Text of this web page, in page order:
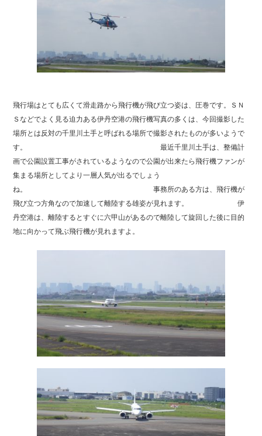
飛行場はとても広くて滑走路から飛行機が飛び立つ姿は、圧巻です。ＳＮ
Ｓなどでよく見る迫力ある伊丹空港の飛行機写真の多くは、今回撮影した
場所とは反対の千里川土手と呼ばれる場所で撮影されたものが多いようで
す。 最近千里川土手は、整備計
画で公園設置工事がされているようなので公園が出来たら飛行機ファンが
集まる場所としてより一層人気が出るでしょう
ね。 事務所のある方は、飛行機が
飛び立つ方角なので加速して離陸する雄姿が見れます。 伊
丹空港は、離陸するとすぐに六甲山があるので離陸して旋回した後に目的
地に向かって飛ぶ飛行機が見れますよ。